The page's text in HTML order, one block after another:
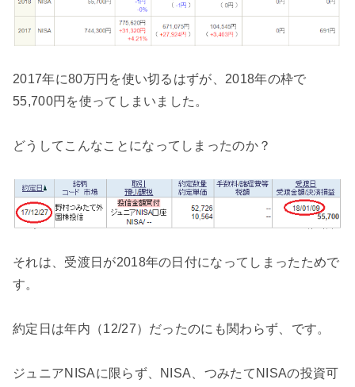
2017年に80万円を使い切るはずが、2018年の枠で
55,700円を使ってしまいました。
どうしてこんなことになってしまったのか？
それは、受渡日が2018年の日付になってしまったためで
す。
約定日は年内（12/27）だったのにも関わらず、です。
ジュニアNISAに限らず、NISA、つみたてNISAの投資可